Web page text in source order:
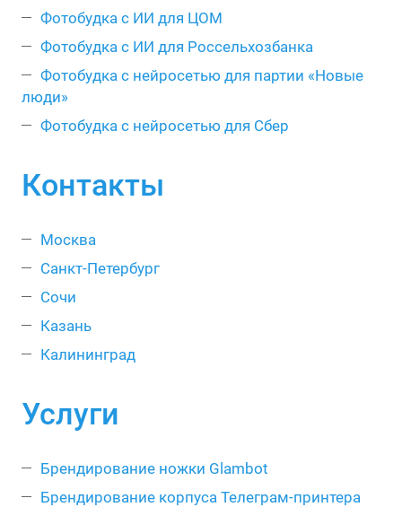
Фотобудка с ИИ для ЦОМ
Фотобудка с ИИ для Россельхозбанка
Фотобудка с нейросетью для партии «Новые
люди»
Фотобудка с нейросетью для Сбер
Контакты
Москва
Санкт-Петербург
Сочи
Казань
Калининград
Услуги
Брендирование ножки Glambot
Брендирование корпуса Телеграм-принтера